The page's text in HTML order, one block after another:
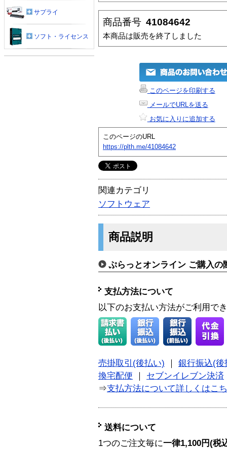
商品番号 41084642
本商品は販売を終了しました
このページを印刷する
メールでURLを送る
お気に入りに追加する
このページのURL
https://plth.me/41084642
関連カテゴリ
ソフトウェア
商品説明
ぷらっとオンライン ご購入の
支払方法について
以下のお支払い方法がご利用で
売掛取引(後払い)
銀行振込(後
換宅配便
セブンイレブン決済
⇒支払方法について詳しくはこ
送料について
1つのご注文毎に一律1,100円(税
サプライ
ソフト・ライセンス